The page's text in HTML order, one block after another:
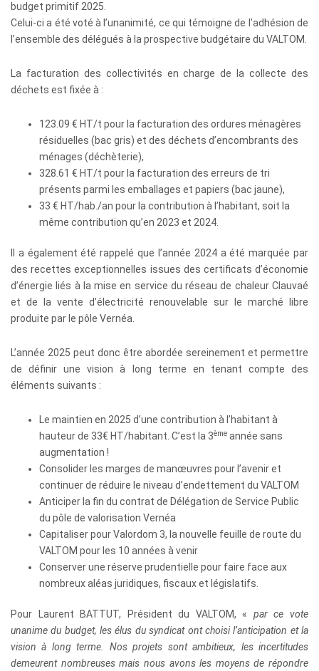
budget primitif 2025.
Celui-ci a été voté à l’unanimité, ce qui témoigne de l’adhésion de
l’ensemble des délégués à la prospective budgétaire du VALTOM.
La facturation des collectivités en charge de la collecte des
déchets est fixée à :
123.09 € HT/t pour la facturation des ordures ménagères
résiduelles (bac gris) et des déchets d’encombrants des
ménages (déchèterie),
328.61 € HT/t pour la facturation des erreurs de tri
présents parmi les emballages et papiers (bac jaune),
33 € HT/hab./an pour la contribution à l’habitant, soit la
même contribution qu’en 2023 et 2024.
Il a également été rappelé que l’année 2024 a été marquée par
des recettes exceptionnelles issues des certificats d’économie
d’énergie liés à la mise en service du réseau de chaleur Clauvaé
et de la vente d’électricité renouvelable sur le marché libre
produite par le pôle Vernéa.
L’année 2025 peut donc être abordée sereinement et permettre
de définir une vision à long terme en tenant compte des
éléments suivants :
Le maintien en 2025 d’une contribution à l’habitant à
hauteur de 33€ HT/habitant. C’est la 3ème année sans
augmentation !
Consolider les marges de manœuvres pour l’avenir et
continuer de réduire le niveau d’endettement du VALTOM
Anticiper la fin du contrat de Délégation de Service Public
du pôle de valorisation Vernéa
Capitaliser pour Valordom 3, la nouvelle feuille de route du
VALTOM pour les 10 années à venir
Conserver une réserve prudentielle pour faire face aux
nombreux aléas juridiques, fiscaux et législatifs.
Pour Laurent BATTUT, Président du VALTOM, « par ce vote
unanime du budget, les élus du syndicat ont choisi l’anticipation et la
vision à long terme. Nos projets sont ambitieux, les incertitudes
demeurent nombreuses mais nous avons les moyens de répondre